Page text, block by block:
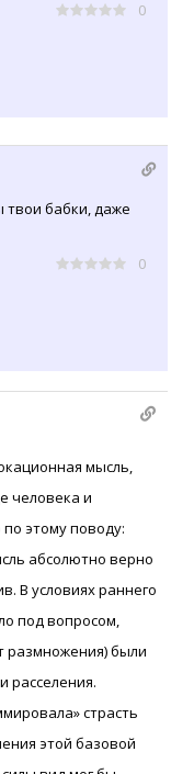
0
твои бабки, даже
0
мысль,
человека и
этому поводу:
абсолютно верно
В условиях раннего
под вопросом,
размножения) были
расселения.
страсть
этой базовой